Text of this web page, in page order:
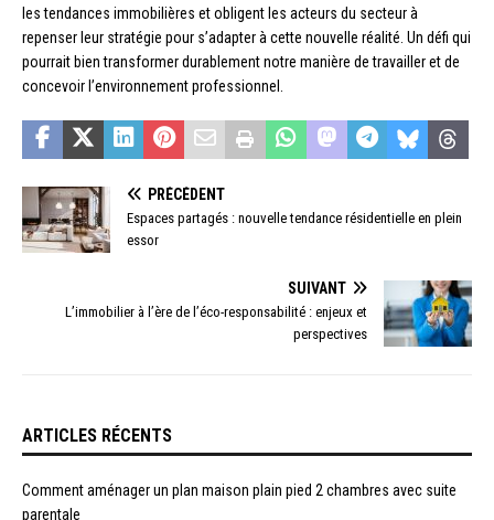
les tendances immobilières et obligent les acteurs du secteur à
repenser leur stratégie pour s’adapter à cette nouvelle réalité. Un défi qui
pourrait bien transformer durablement notre manière de travailler et de
concevoir l’environnement professionnel.
PRÉCÉDENT
Espaces partagés : nouvelle tendance résidentielle en plein
essor
SUIVANT
L’immobilier à l’ère de l’éco-responsabilité : enjeux et
perspectives
ARTICLES RÉCENTS
Comment aménager un plan maison plain pied 2 chambres avec suite
parentale